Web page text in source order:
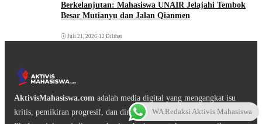
Berkelanjutan: Mahasiswa UNAIR Jelajahi Tembok
Besar Mutianyu dan Jalan Qianmen
Juli 21, 2026•12 Dilihat
AktivisMahasiswa.com adalah media digital yang mengangkat isu
kritis, pemikiran progresif, dan dinamika gerakan mahasiswa.
WA Redaksi Aktivis Mahasiswa